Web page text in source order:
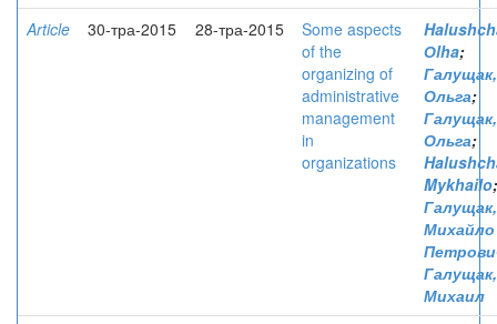
Article
30-тра-2015 28-тра-2015
Some aspects
of the
organizing of
administrative
management
in
organizations
Оlha;
Галущак,
Ольга;
Галущак,
Ольга;
Mykhailo;
Галущак,
Михайло
Галущак,
Михаил